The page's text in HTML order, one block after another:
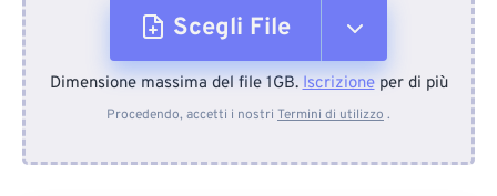
Scegli File
Dal dispositivo
Dimensione massima del file 1GB.Iscrizioneper di più
Procedendo, accetti i nostri Termini di utilizzo .